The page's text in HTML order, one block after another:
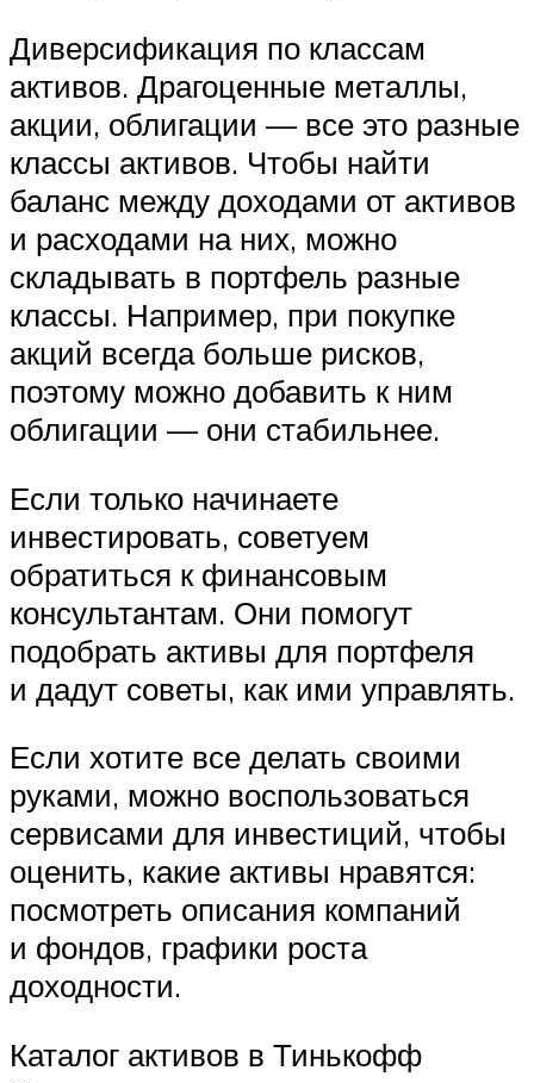
Диверсификация по классам
активов. Драгоценные металлы,
акции, облигации — все это разные
классы активов. Чтобы найти
баланс между доходами от активов
и расходами на них, можно
складывать в портфель разные
классы. Например, при покупке
акций всегда больше рисков,
поэтому можно добавить к ним
облигации — они стабильнее.
Если только начинаете
инвестировать, советуем
обратиться к финансовым
консультантам. Они помогут
подобрать активы для портфеля
и дадут советы, как ими управлять.
Если хотите все делать своими
руками, можно воспользоваться
сервисами для инвестиций, чтобы
оценить, какие активы нравятся:
посмотреть описания компаний
и фондов, графики роста
доходности.
Каталог активов в Тинькофф